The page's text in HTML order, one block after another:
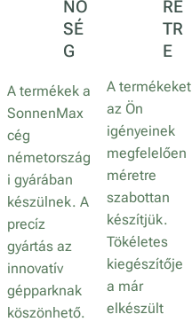
NŐ
SÉ
G
A termékek a
SonnenMax
cég
németország
i gyárában
készülnek. A
precíz
gyártás az
innovatív
gépparknak
köszönhető.
RE
TR
E
A termékeket
az Ön
igényeinek
megfelelően
méretre
szabottan
készítjük.
Tökéletes
kiegészítője
a már
elkészült